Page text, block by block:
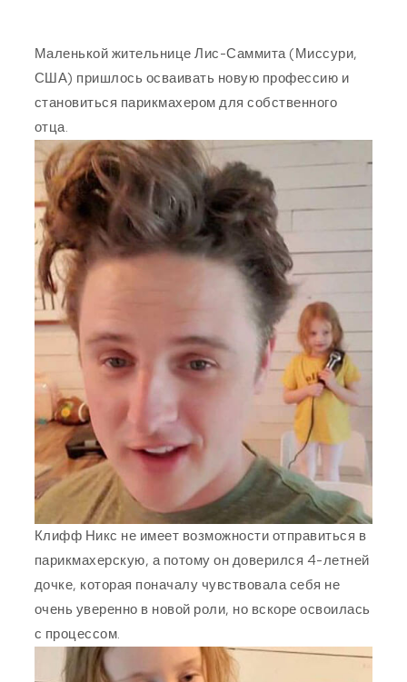
Маленькой жительнице Лис-Саммита (Миссури,
США) пришлось осваивать новую профессию и
становиться парикмахером для собственного
отца.
Клифф Никс не имеет возможности отправиться в
парикмахерскую, а потому он доверился 4-летней
дочке, которая поначалу чувствовала себя не
очень уверенно в новой роли, но вскоре освоилась
с процессом.